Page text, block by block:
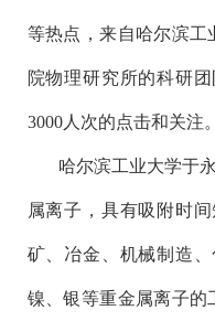
等热点，来自哈尔滨
院物理研究所的科研
3000人次的点击和关注。
哈尔滨工业大学于
属离子，具有吸附时
矿、冶金、机械制造
镍、银等重金属离子